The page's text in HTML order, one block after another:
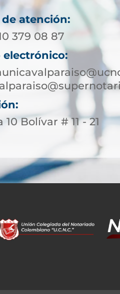
de atención:
379 08 87
electrónico:
10 Bolívar # 11 - 21